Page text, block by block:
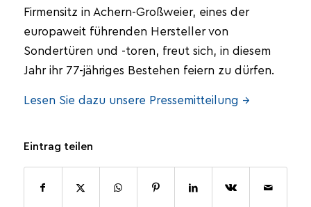
Firmensitz in Achern-Großweier, eines der
europaweit führenden Hersteller von
Sondertüren und -toren, freut sich, in diesem
Jahr ihr 77-jähriges Bestehen feiern zu dürfen.
Lesen Sie dazu unsere Pressemitteilung →
Eintrag teilen